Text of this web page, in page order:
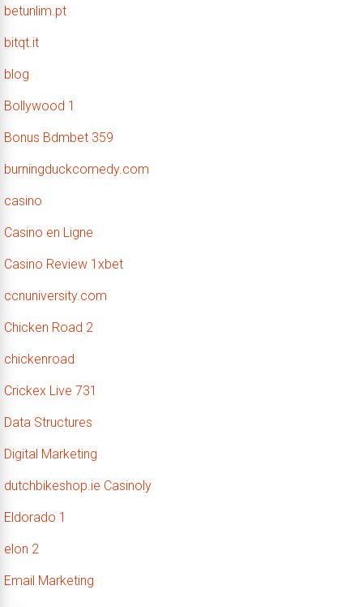
betunlim.pt
bitqt.it
blog
Bollywood 1
Bonus Bdmbet 359
burningduckcomedy.com
casino
Casino en Ligne
Casino Review 1xbet
ccnuniversity.com
Chicken Road 2
chickenroad
Crickex Live 731
Data Structures
Digital Marketing
dutchbikeshop.ie Casinoly
Eldorado 1
elon 2
Email Marketing